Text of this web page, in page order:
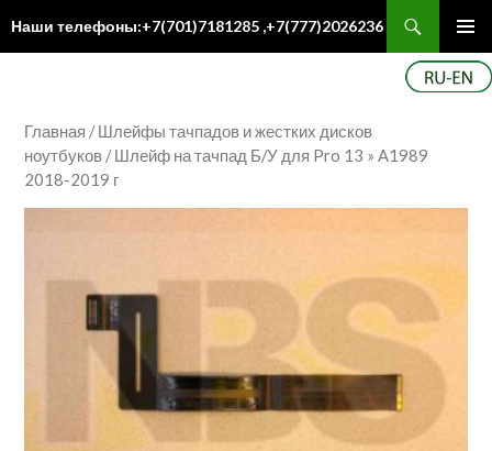
Наши телефоны:+7(701)7181285 ,+7(777)2026236
Главная /Шлейфы тачпадов и жестких дисков
ноутбуков / Шлейф на тачпад Б/У для Pro 13 » A1989
2018-2019 г